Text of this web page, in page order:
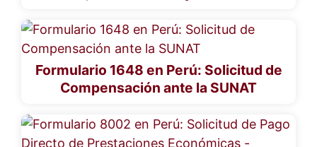
Formulario 1648 en Perú: Solicitud de
Compensación ante la SUNAT